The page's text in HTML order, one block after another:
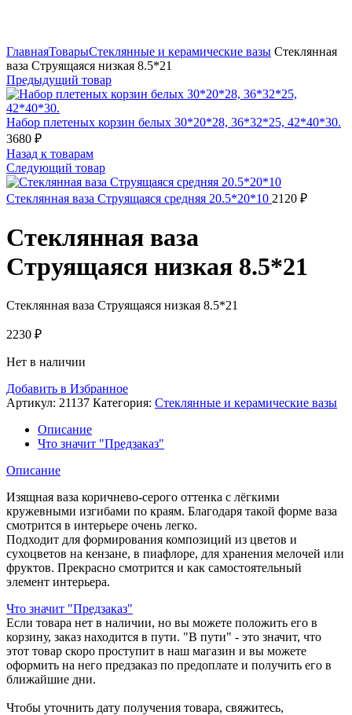
ГлавнаяТоварыСтеклянные и керамические вазы Стеклянная
ваза Струящаяся низкая 8.5*21
Предыдущий товар
Набор плетеных корзин белых 30*20*28, 36*32*25, 42*40*30.
3680 ₽
Назад к товарам
Следующий товар
Стеклянная ваза Струящаяся средняя 20.5*20*10 2120 ₽
Стеклянная ваза
Струящаяся низкая 8.5*21
Стеклянная ваза Струящаяся низкая 8.5*21
2230 ₽
Нет в наличии
Добавить в Избранное
Артикул: 21137 Категория: Стеклянные и керамические вазы
Описание
Что значит "Предзаказ"
Описание
Изящная ваза коричнево-серого оттенка с лёгкими
кружевными изгибами по краям. Благодаря такой форме ваза
смотрится в интерьере очень легко.
Подходит для формирования композиций из цветов и
сухоцветов на кензане, в пиафлоре, для хранения мелочей или
фруктов. Прекрасно смотрится и как самостоятельный
элемент интерьера.
Что значит "Предзаказ"
Если товара нет в наличии, но вы можете положить его в
корзину, заказ находится в пути. "В пути" - это значит, что
этот товар скоро проступит в наш магазин и вы можете
оформить на него предзаказ по предоплате и получить его в
ближайшие дни.
Чтобы уточнить дату получения товара, свяжитесь,